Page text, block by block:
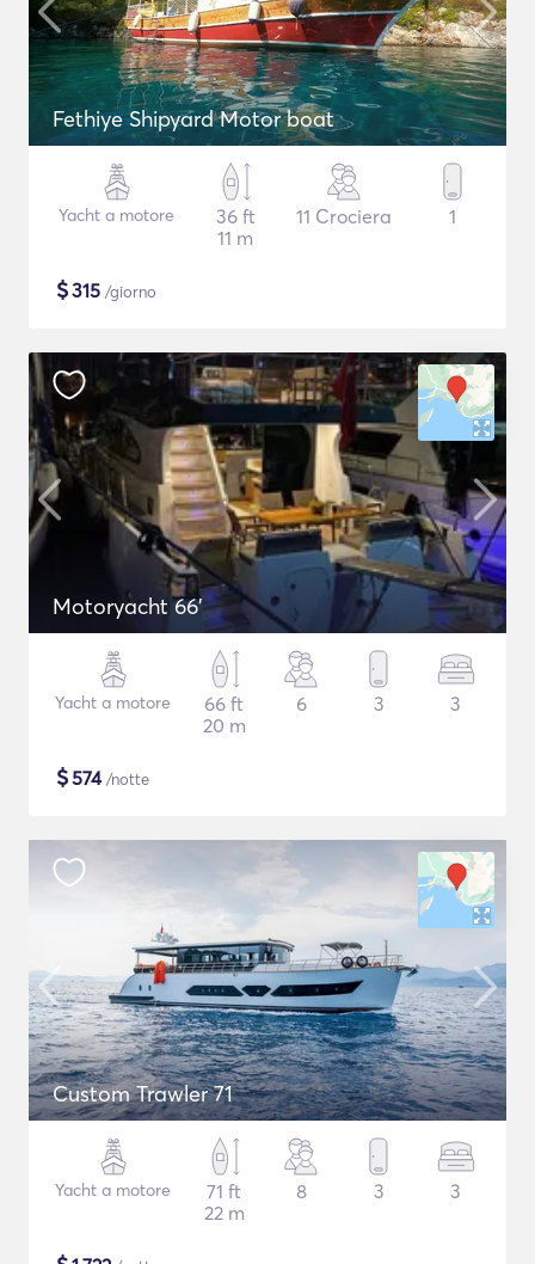
Fethiye Shipyard Motor boat
Yacht a motore
36 ft
11 m
11 Crociera 1
$315 /giorno
Motoryacht 66'
Yacht a motore
66 ft
20 m
6 3 3
$574/notte
Custom Trawler 71
Yacht a motore
71 ft
22 m
8 3 3